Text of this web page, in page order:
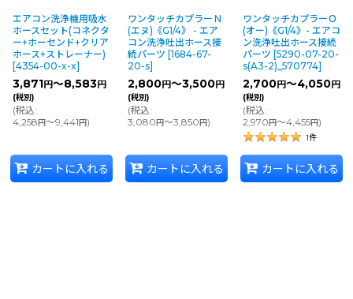
エアコン洗浄機用吸水
ホースセット(コネクタ
ー+ホーセンド+クリア
ホース+ストレーナー)
[4354-00-x-x]
3,871円～8,583円
(税別)
(税込:
4,258 円～9,441 円)
カートに入れる
ワンタッチカプラーＮ
(エヌ)《G1/4》 - エア
コン洗浄吐出ホース接
続パーツ [1684-67-
20-s]
2,800円～3,500円
(税別)
(税込:
3,080 円～3,850 円)
カートに入れる
ワンタッチカプラーＯ
(オー)《G1/4》- エアコ
ン洗浄吐出ホース接続
パーツ [5290-07-20-
s(A3-2)_570774]
2,700円～4,050円
(税別)
(税込:
2,970 円～4,455円)
1件
カートに入れる